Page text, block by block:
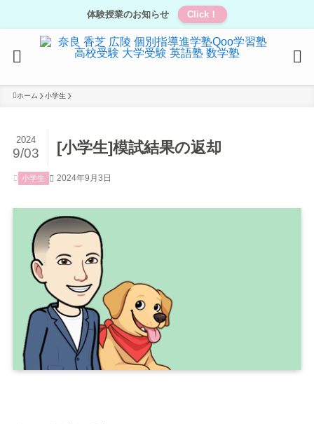
体験授業のお知らせ Click！
ホーム 小学生
[小学生]模試結果の返却
2024
9/03
小学生 2024年9月3日